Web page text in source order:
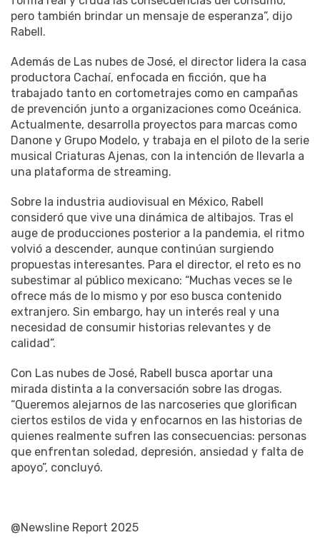
pero también brindar un mensaje de esperanza”, dijo
Rabell.
Además de Las nubes de José, el director lidera la casa
productora Cachaí, enfocada en ficción, que ha
trabajado tanto en cortometrajes como en campañas
de prevención junto a organizaciones como Oceánica.
Actualmente, desarrolla proyectos para marcas como
Danone y Grupo Modelo, y trabaja en el piloto de la serie
musical Criaturas Ajenas, con la intención de llevarla a
una plataforma de streaming.
Sobre la industria audiovisual en México, Rabell
consideró que vive una dinámica de altibajos. Tras el
auge de producciones posterior a la pandemia, el ritmo
volvió a descender, aunque continúan surgiendo
propuestas interesantes. Para el director, el reto es no
subestimar al público mexicano: “Muchas veces se le
ofrece más de lo mismo y por eso busca contenido
extranjero. Sin embargo, hay un interés real y una
necesidad de consumir historias relevantes y de
calidad”.
Con Las nubes de José, Rabell busca aportar una
mirada distinta a la conversación sobre las drogas.
“Queremos alejarnos de las narcoseries que glorifican
ciertos estilos de vida y enfocarnos en las historias de
quienes realmente sufren las consecuencias: personas
que enfrentan soledad, depresión, ansiedad y falta de
apoyo”, concluyó.
@Newsline Report 2025